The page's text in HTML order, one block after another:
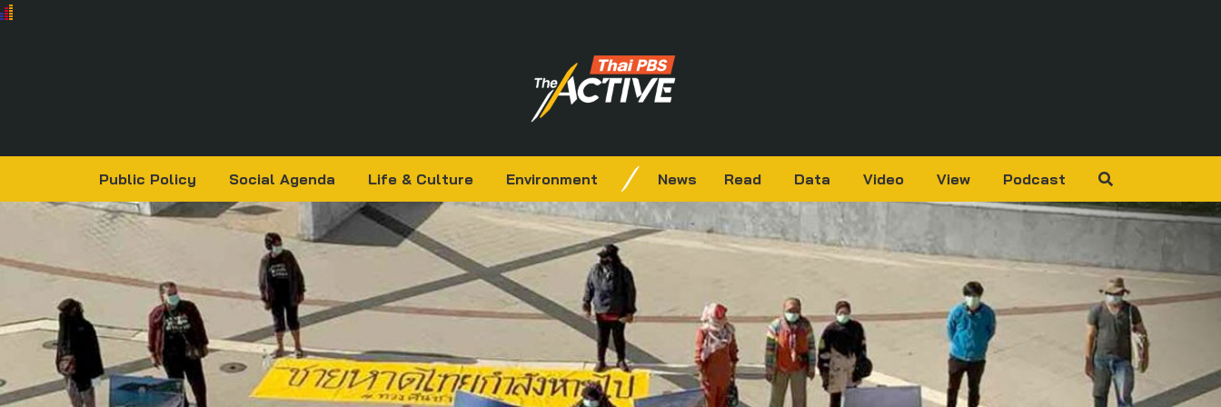
Public Policy Social Agenda Life & Culture Environment News Read Data Video View Podcast